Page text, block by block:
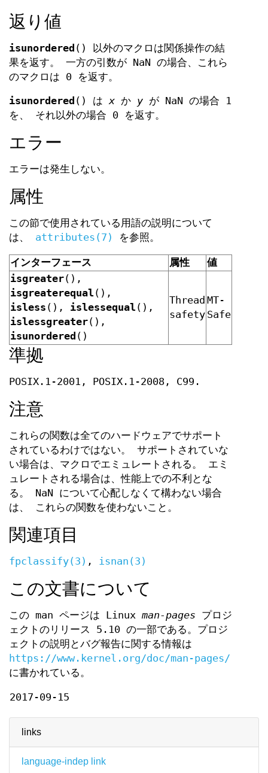
links
language-indep link
返り値
isunordered () 以外のマクロは関係操作の結
果を返す。 一方の引数が NaN の場合、これら
のマクロは 0 を返す。
isunordered () は x か y が NaN の場合 1
を、 それ以外の場合 0 を返す。
エラー
エラーは発生しない。
属性
この節で使用されている用語の説明について
は、 attributes(7) を参照。
インターフェース 属性
値
isgreater(),
isgreaterequal (),
isless (), islessequal (),
islessgreater(),
isunordered ()
Thread
safety
MT-
Safe
準拠
POSIX.1-2001, POSIX.1-2008, C99.
注意
これらの関数は全てのハードウェアでサポート
されているわけではない。 サポートされていな
い場合は、マクロでエミュレートされる。 エミ
ュレートされる場合は、性能上での不利とな
る。 NaN について心配しなくて構わない場合
は、 これらの関数を使わないこと。
関連項目
fpclassify(3) , isnan(3)
この文書について
この man ページは Linux man-pages プロジ
ェクトのリリース 5.10 の一部である。プロジ
ェクトの説明とバグ報告に関する情報は
https://www.kernel.org/doc/man-pages/
に書かれている。
2017-09-15